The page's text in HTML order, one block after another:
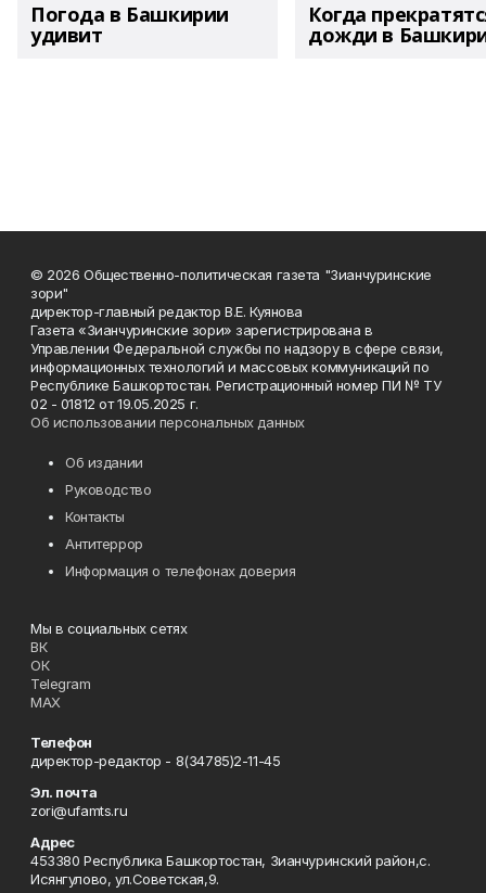
Погода в Башкирии
удивит
Когда
дожди в
© 2026 Общественно-политическая газета "Зианчуринские
зори"
директор-главный редактор В.Е. Куянова
Газета «Зианчуринские зори» зарегистрирована в
Управлении Федеральной службы по надзору в сфере связи,
информационных технологий и массовых коммуникаций по
Республике Башкортостан. Регистрационный номер ПИ № ТУ
02 - 01812 от 19.05.2025 г.
Об использовании персональных данных
Об издании
Руководство
Контакты
Антитеррор
Информация о телефонах доверия
Мы в социальных сетях
ВК
ОК
Telegram
MAX
Телефон
директор-редактор - 8(34785)2-11-45
Эл. почта
zori@ufamts.ru
Адрес
453380 Республика Башкортостан, Зианчуринский район,с.
Исянгулово, ул.Советская,9.